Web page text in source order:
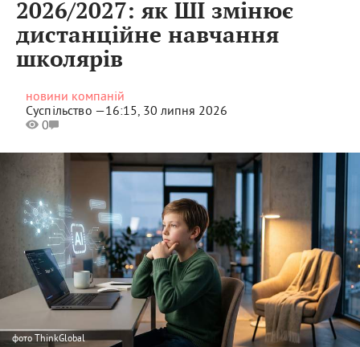
2026/2027: як ШІ змінює
дистанційне навчання
школярів
новини компаній
Суспільство —16:15, 30 липня 2026
0
фото ThinkGlobal